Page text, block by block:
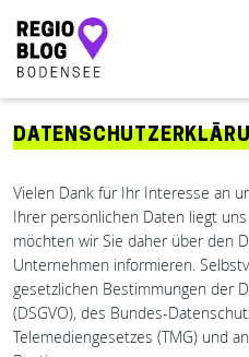
Hauptnavigation
Vielen Dank für Ihr Interesse an
Ihrer persönlichen Daten liegt
möchten wir Sie daher über den
Unternehmen informieren.
gesetzlichen Bestimmungen der
(DSGVO), des Bundes-
Telemediengesetzes (TMG) und